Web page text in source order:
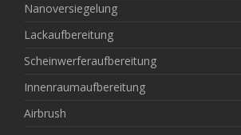
Nanoversiegelung
Lackaufbereitung
Scheinwerferaufbereitung
Innenraumaufbereitung
Airbrush